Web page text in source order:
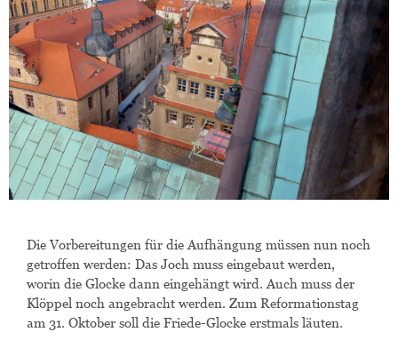
Die Vorbereitungen für die Aufhängung müssen nun noch
getroffen werden: Das Joch muss eingebaut werden,
worin die Glocke dann eingehängt wird. Auch muss der
Klöppel noch angebracht werden. Zum Reformationstag
am 31. Oktober soll die Friede-Glocke erstmals läuten.